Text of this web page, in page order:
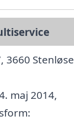
3660 Stenløse
maj 2014,